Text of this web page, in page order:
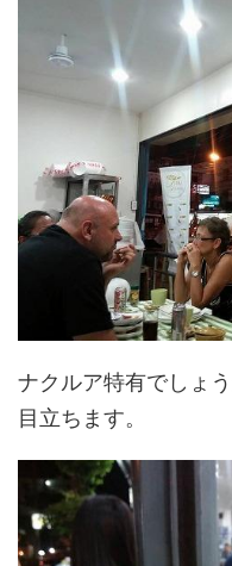
ナクルア特有でしょ
目立ちます。